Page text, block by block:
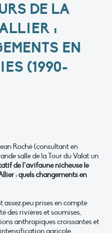
DE LA
:
EN
(1990-
Roché (consultant en
salle de la Tour du Valat un
de l’avifaune nicheuse le
: quels changements en
assez peu prises en compte
des rivières et soumises,
anthropiques croissantes et
agricole,